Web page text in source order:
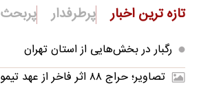
تازه ترین اخبار پرطرفدار پربحث
رگبار در بخش‌هایی از استان تهران
تصاویر؛ حراج ۸۸ اثر فاخر از عهد تیموریان تا دوره معاصر